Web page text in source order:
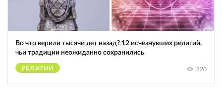
Во что верили тысячи лет назад? 12 исчезнувших религий,
чьи традиции неожиданно сохранились
РЕЛИГИИ 120